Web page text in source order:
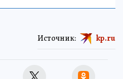
Источник: kp.ru